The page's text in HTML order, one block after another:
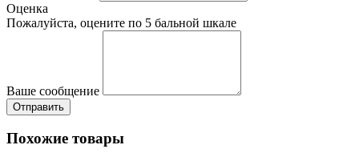
Оценка
Пожалуйста, оцените по 5 бальной шкале
Ваше сообщение
Похожие товары